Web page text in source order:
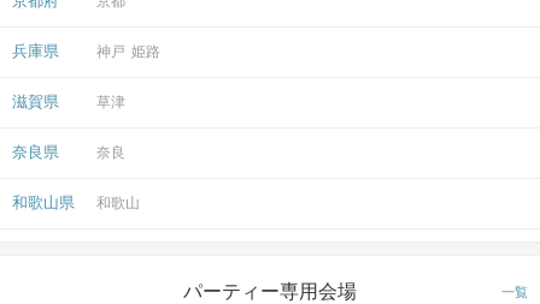
兵庫県 神戸 姫路
滋賀県 草津
奈良県 奈良
和歌山県 和歌山
パーティー専用会場 一覧